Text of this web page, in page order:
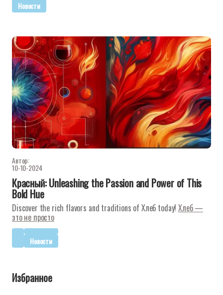
Новости
Автор:
10-10-2024
Красный: Unleashing the Passion and Power of This
Bold Hue
Discover the rich flavors and traditions of Хлеб today!Хлеб —
это не просто
Новости
Избранное